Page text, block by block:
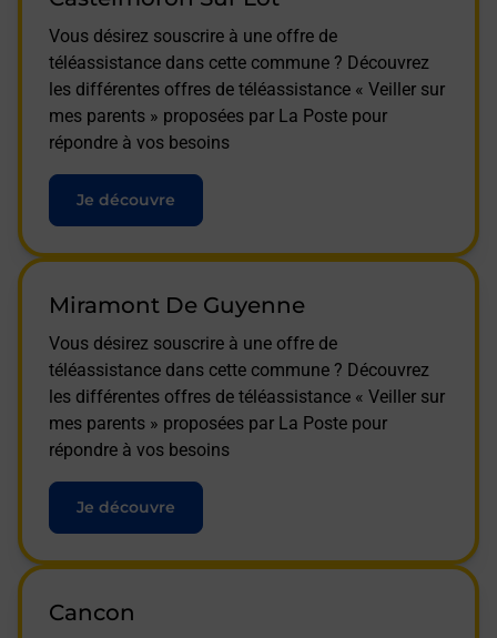
Vous désirez souscrire à une offre de
téléassistance dans cette commune ? Découvrez
les différentes offres de téléassistance « Veiller sur
mes parents » proposées par La Poste pour
répondre à vos besoins
Je découvre
Miramont De Guyenne
Vous désirez souscrire à une offre de
téléassistance dans cette commune ? Découvrez
les différentes offres de téléassistance « Veiller sur
mes parents » proposées par La Poste pour
répondre à vos besoins
Je découvre
Cancon